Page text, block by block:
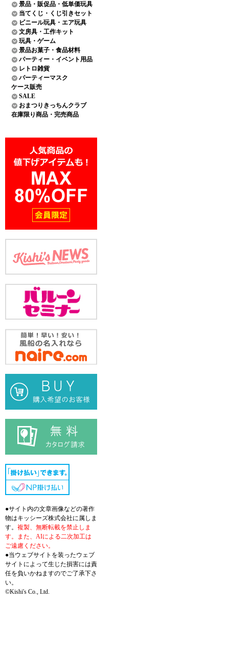
景品・販促品・低単価玩具
当てくじ・くじ引きセット
ビニール玩具・エア玩具
文房具・工作キット
玩具・ゲーム
景品お菓子・食品材料
パーティー・イベント用品
レトロ雑貨
パーティーマスク
ケース販売
SALE
おまつりきっちんクラブ
在庫限り商品・完売商品
●サイト内の文章画像などの著作
物はキッシーズ株式会社に属しま
す。 複製、無断転載を禁止しま
す。また、AIによる二次加工は
ご遠慮ください。
●当ウェブサイトを装ったウェブ
サイトによって生じた損害には責
任を負いかねますのでご了承下さ
い。
©Kishi's Co., Ltd.